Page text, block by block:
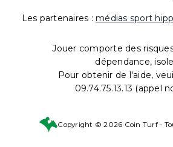
Les partenaires : médias sport
Jouer comporte des
dépendance,
Pour obtenir de l'aide,
09.74.75.13.13 (appel
Copyright © 2026 Coin Turf -